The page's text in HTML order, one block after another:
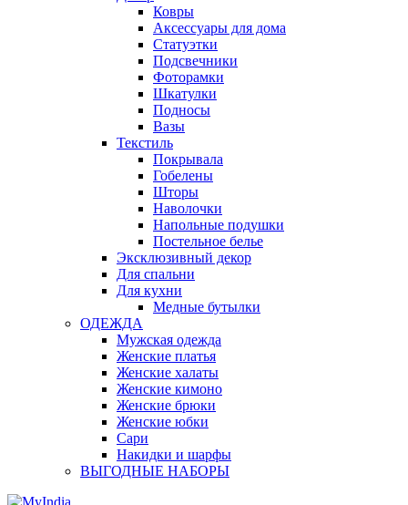
Ковры
Аксессуары для дома
Статуэтки
Подсвечники
Фоторамки
Шкатулки
Подносы
Вазы
Текстиль
Покрывала
Гобелены
Шторы
Наволочки
Напольные подушки
Постельное белье
Эксклюзивный декор
Для спальни
Для кухни
Медные бутылки
ОДЕЖДА
Мужская одежда
Женские платья
Женские халаты
Женские кимоно
Женские брюки
Женские юбки
Сари
Накидки и шарфы
ВЫГОДНЫЕ НАБОРЫ